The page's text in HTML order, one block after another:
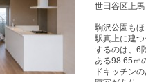
世田谷区上馬
駒沢公園も
駅真上に建
するのは、6
ある98.65㎡
ドキッチン